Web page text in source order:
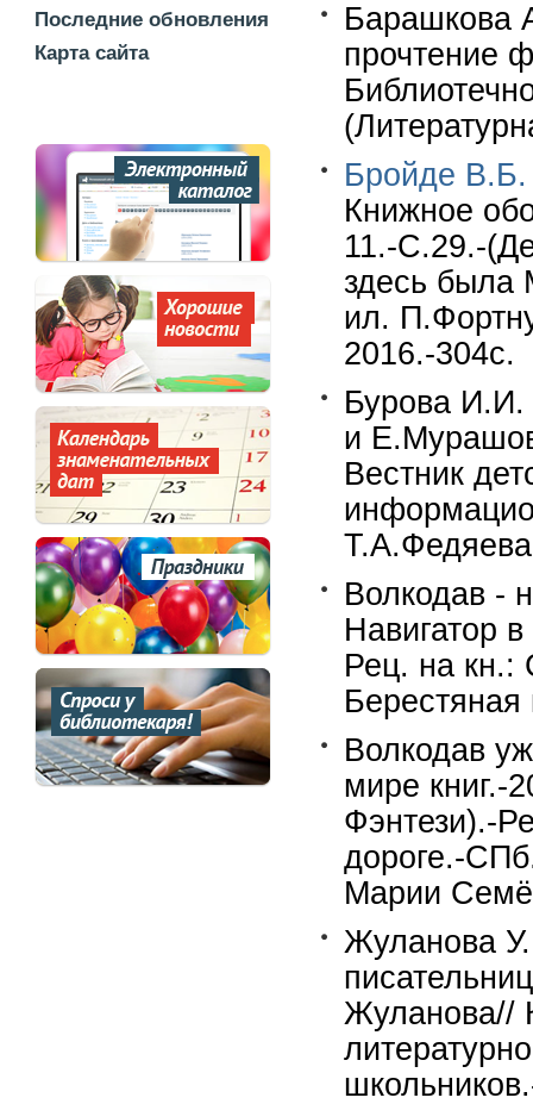
Последние обновления
Карта сайта
Барашкова
прочтение
Бройде В.Б.
Книжное
11.-С.29.-
здесь была
ил.
2016.-304с.
Бурова
и
Вестник
Волкодав -
Навигатор
Рец. на кн.:
Берестяная
Волкодав
мире книг.-
Фэнтези).-
дороге.-
Марии
Жуланова
Жуланова//